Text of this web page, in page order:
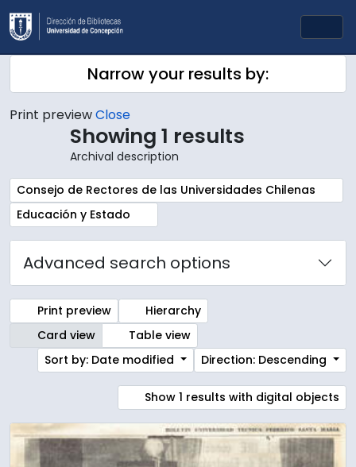
Skip to main content
Narrow your results by:
Print previewClose
Showing 1 results
Archival description
Remove filter:
Consejo de Rectores de las Universidades Chilenas
Remove filter:
Educación y Estado
Advanced search options
Print preview
Hierarchy
Card view
Table view
Sort by: Date modified
Direction: Descending
Show 1 results with digital objects